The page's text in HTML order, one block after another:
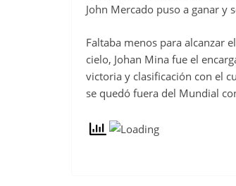
John Mercado puso a ganar y
Faltaba menos para alcanzar
cielo, Johan Mina fue el
victoria y clasificación con el
se quedó fuera del Mundial